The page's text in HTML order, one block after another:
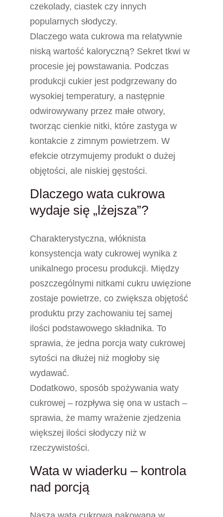
czekolady, ciastek czy innych
popularnych słodyczy.
Dlaczego wata cukrowa ma relatywnie
niską wartość kaloryczną? Sekret tkwi w
procesie jej powstawania. Podczas
produkcji cukier jest podgrzewany do
wysokiej temperatury, a następnie
odwirowywany przez małe otwory,
tworząc cienkie nitki, które zastyga w
kontakcie z zimnym powietrzem. W
efekcie otrzymujemy produkt o dużej
objętości, ale niskiej gęstości.
Dlaczego wata cukrowa
wydaje się „lżejsza”?
Charakterystyczna, włóknista
konsystencja waty cukrowej wynika z
unikalnego procesu produkcji. Między
poszczególnymi nitkami cukru uwięzione
zostaje powietrze, co zwiększa objętość
produktu przy zachowaniu tej samej
ilości podstawowego składnika. To
sprawia, że jedna porcja waty cukrowej
sytości na dłużej niż mogłoby się
wydawać.
Dodatkowo, sposób spożywania waty
cukrowej – rozpływa się ona w ustach –
sprawia, że mamy wrażenie zjedzenia
większej ilości słodyczy niż w
rzeczywistości.
Wata w wiaderku – kontrola
nad porcją